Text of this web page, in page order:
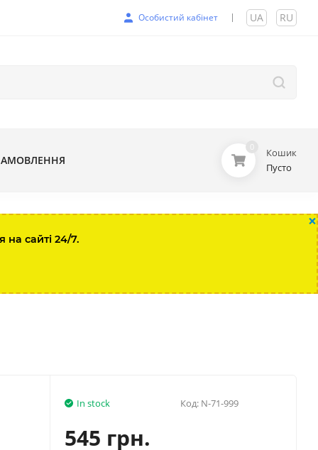
Особистий кабінет UA RU
0
Кошик
Пусто
×
сайті 24/7.
In stock Код: N-71-999
545 грн.